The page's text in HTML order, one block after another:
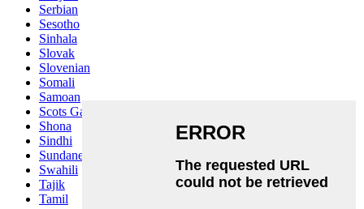
Serbian
Sesotho
Sinhala
Slovak
Slovenian
Somali
Samoan
Scots Gaelic
Shona
Sindhi
Sundanese
Swahili
Tajik
Tamil